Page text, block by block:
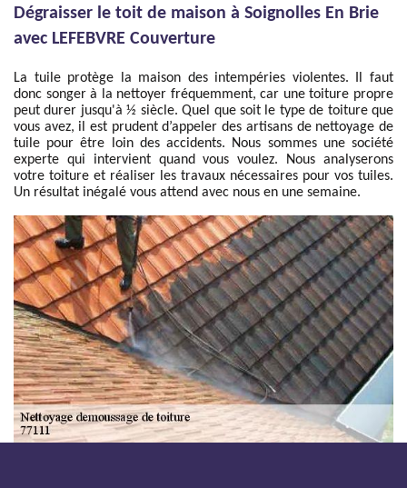
Dégraisser le toit de maison à Soignolles En Brie
avec LEFEBVRE Couverture
La tuile protège la maison des intempéries violentes. Il faut
donc songer à la nettoyer fréquemment, car une toiture propre
peut durer jusqu'à ½ siècle. Quel que soit le type de toiture que
vous avez, il est prudent d’appeler des artisans de nettoyage de
tuile pour être loin des accidents. Nous sommes une société
experte qui intervient quand vous voulez. Nous analyserons
votre toiture et réaliser les travaux nécessaires pour vos tuiles.
Un résultat inégalé vous attend avec nous en une semaine.